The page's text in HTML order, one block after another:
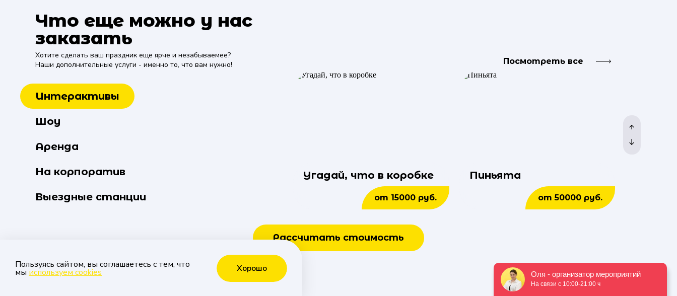
Что еще можно у нас
заказать
Хотите сделать ваш праздник еще ярче и незабываемее?
Наши дополнительные услуги - именно то, что вам нужно!
Интерактивы
Шоу
Аренда
На корпоратив
Выездные станции
Угадай, что в коробке
от 15000 руб.
Пиньята
от 50000 руб.
Посмотреть все
Рассчитать стоимость
Пользуясь сайтом, вы соглашаетесь с тем, что
мы используем cookies Хорошо
Оля - организатор мероприятий
На связи с 10:00-21:00 ч